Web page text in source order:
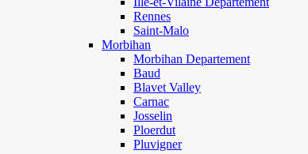
Rennes
Saint-Malo
Morbihan
Morbihan Departement
Baud
Blavet Valley
Carnac
Josselin
Ploerdut
Pluvigner